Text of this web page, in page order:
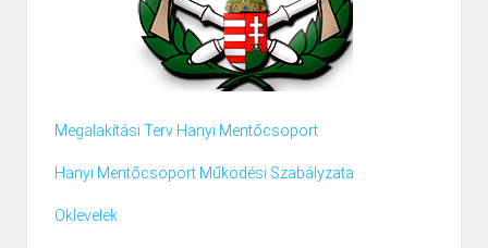
Megalakítási Terv Hanyi Mentőcsoport
Hanyi Mentőcsoport Működési Szabályzata
Oklevelek